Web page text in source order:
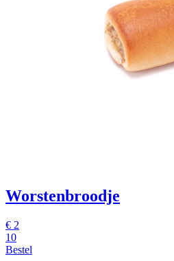
Worstenbroodje
€ 2
10
Bestel